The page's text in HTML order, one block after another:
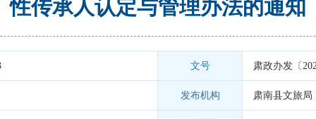
性传承人认定与管理办法的通知
文号 肃政办发〔
发布机构 肃南县文旅局